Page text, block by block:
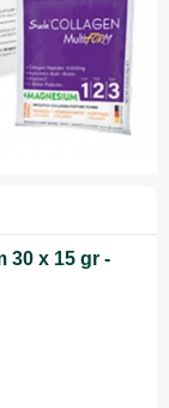
30 x 15 gr -